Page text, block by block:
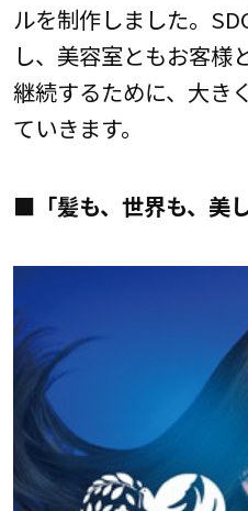
ルを制作しました。
し、美容室ともお客様
継続するために、大き
ていきます。
■「髪も、世界も、美